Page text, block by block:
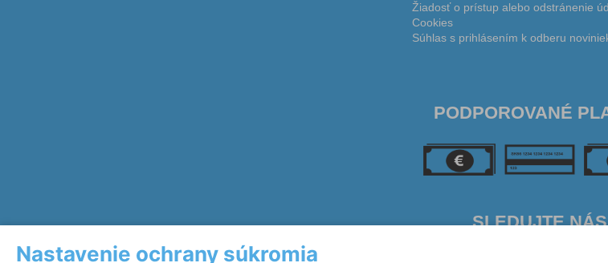
Žiadosť o prístup alebo odstránenie
Cookies
Súhlas s prihlásením k odberu
PODPOROVANÉ
SLEDUJTE NÁS
Nastavenie ochrany súkromia